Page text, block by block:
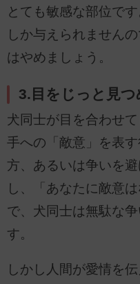
とても敏感な部位で
しか与えられません
はやめましょう。
3.目をじっと見つ
犬同士が目を合わせ
手への「敵意」を表
方、あるいは争いを
し、「あなたに敵意
で、犬同士は無駄な
す。
しかし人間が愛情を